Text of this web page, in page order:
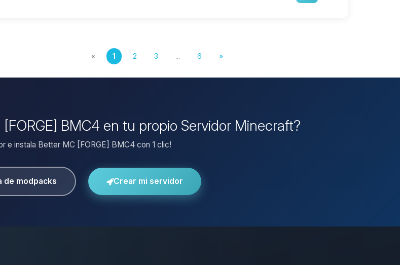
« 1 2 3 ... 6 »
BMC4 en tu propio Servidor Minecraft?
e instala Better MC [FORGE] BMC4 con 1 clic!
de modpacks Crear mi servidor